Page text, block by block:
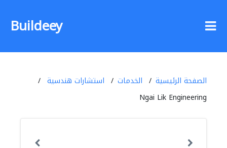
Buildeey
الصفحة الرئيسية الخدمات
استشارات هندسية
Ngai Lik Engineering